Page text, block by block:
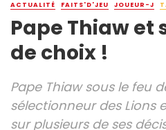
ACTUALITÉ FAITS'D'JEU JOUEUR-J
Pape Thiaw et
de choix !
Pape Thiaw sous le feu
sélectionneur des Lions
sur plusieurs de ses